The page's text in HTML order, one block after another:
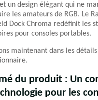
un design élégant qui ne
les amateurs de RGB. Le
Dock Chroma redéfinit les
pour consoles portables.
maintenant dans les
du produit : Un
pour les